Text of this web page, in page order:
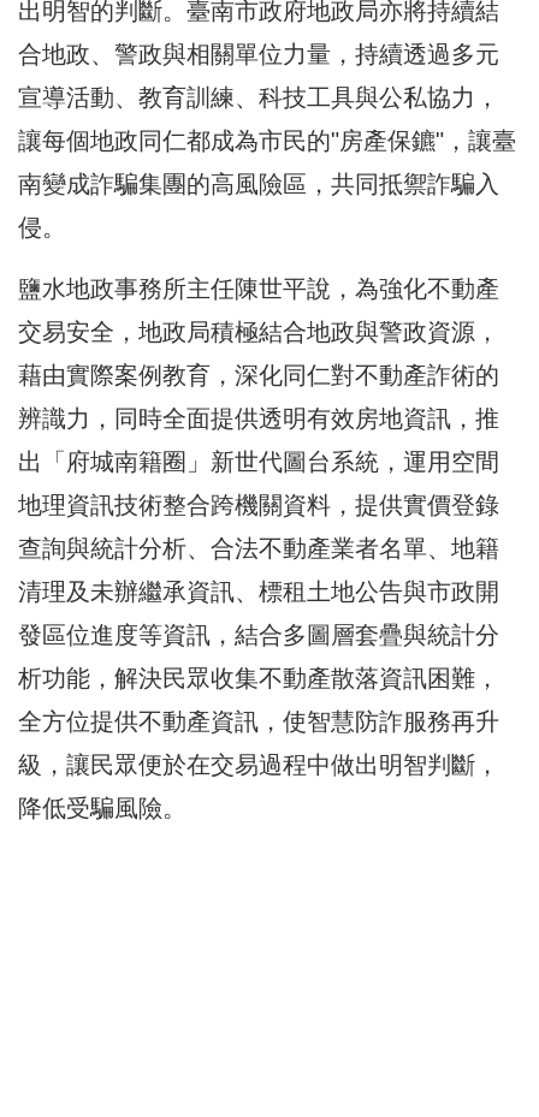
出明智的判斷。臺南市政府地政局亦將持續結
合地政、警政與相關單位力量，持續透過多元
宣導活動、教育訓練、科技工具與公私協力，
讓每個地政同仁都成為市民的"房產保鑣"，讓臺
南變成詐騙集團的高風險區，共同抵禦詐騙入
侵。
鹽水地政事務所主任陳世平說，為強化不動產
交易安全，地政局積極結合地政與警政資源，
藉由實際案例教育，深化同仁對不動產詐術的
辨識力，同時全面提供透明有效房地資訊，推
出「府城南籍圈」新世代圖台系統，運用空間
地理資訊技術整合跨機關資料，提供實價登錄
查詢與統計分析、合法不動產業者名單、地籍
清理及未辦繼承資訊、標租土地公告與市政開
發區位進度等資訊，結合多圖層套疊與統計分
析功能，解決民眾收集不動產散落資訊困難，
全方位提供不動產資訊，使智慧防詐服務再升
級，讓民眾便於在交易過程中做出明智判斷，
降低受騙風險。